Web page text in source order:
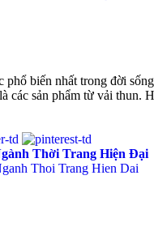
biến nhất trong đời
các sản phẩm từ vải thun.
Thời Trang Hiện Đại